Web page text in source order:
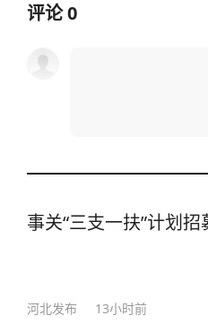
评论0
事关“三支一扶”计划
河北发布 13小时前